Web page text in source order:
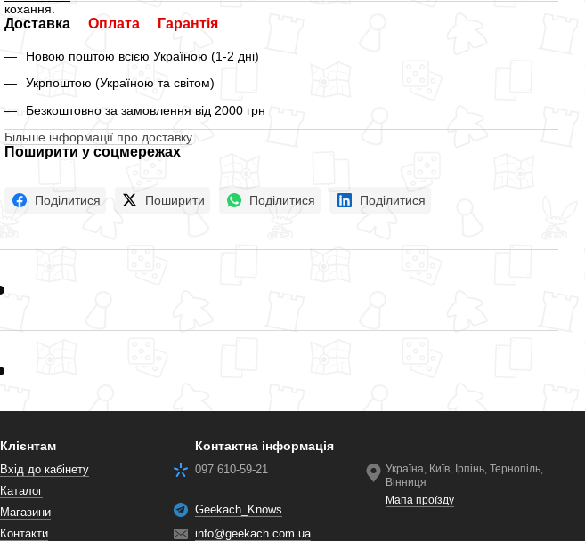
кохання.
Доставка Оплата Гарантія
Новою поштою всією Україною (1-2 дні)
Укрпоштою (Україною та світом)
Безкоштовно за замовлення від 2000 грн
Більше інформації про доставку
Поширити у соцмережах
Поділитися Поширити Поділитися Поділитися
Клієнтам
Вхід до кабінету
Каталог
Магазини
Контакти
Контактна інформація
097 610-59-21
Geekach_Knows
info@geekach.com.ua
Україна, Київ, Ірпінь, Тернопіль,
Вінниця
Мапа проїзду